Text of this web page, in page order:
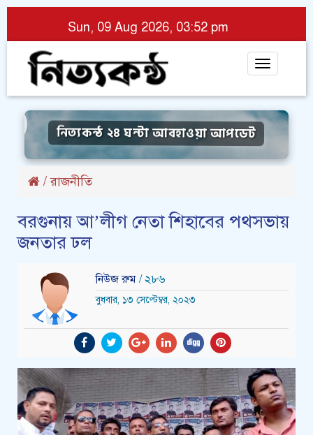
Sun, 09 Aug 2026, 03:52 pm
Toggle
নিত্যকন্ঠ ২৪ ঘন্টা আবহাওয়া আপডেট
/রাজনীতি
বরগুনায় আ’লীগ নেতা শিহাবের পথসভায়
জনতার ঢল
নিউজ রুম / ২৮৬
বুধবার, ১৩ সেপ্টেম্বর, ২০২৩